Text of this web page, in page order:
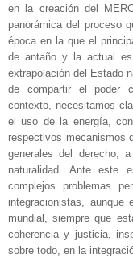
en la creación del
panorámica del proceso
época en la que el
de antaño y la actual
extrapolación del Estado
de compartir el poder
contexto, necesitamos
el uso de la energía,
respectivos mecanismos
generales del derecho,
naturalidad. Ante este
complejos problemas
integracionistas,
mundial, siempre que
coherencia y justicia,
sobre todo, en la